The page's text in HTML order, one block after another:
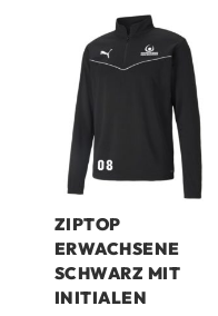
ZIPTOP
ERWACHSENE
SCHWARZ MIT
INITIALEN